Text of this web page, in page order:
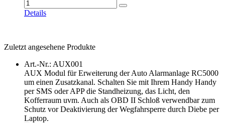
Details
Zuletzt angesehene Produkte
Art.-Nr.: AUX001
AUX Modul für Erweiterung der Auto Alarmanlage RC5000
um einen Zusatzkanal. Schalten Sie mit Ihrem Handy Handy
per SMS oder APP die Standheizung, das Licht, den
Kofferraum uvm. Auch als OBD II Schloß verwendbar zum
Schutz vor Deaktivierung der Wegfahrsperre durch Diebe per
Laptop.